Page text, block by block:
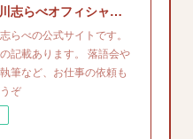
落語家・立川志らべオフィシャルサイト
らべの公式サイトです。
記載あります。 落語会や
筆など、お仕事の依頼も
ぞ